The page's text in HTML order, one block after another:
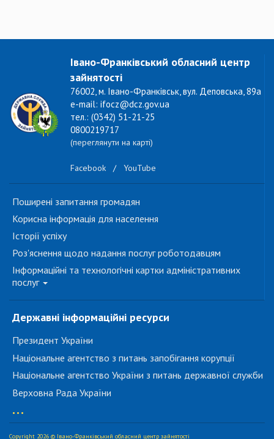
Івано-Франківський обласний центр
зайнятості
76002, м. Івано-Франківськ, вул. Деповська, 89а
e-mail: ifocz@dcz.gov.ua
тел.: (0342) 51-21-25
0800219717
(переглянути на карті)
Facebook / YouTube
Поширені запитання громадян
Корисна інформація для населення
Історії успіху
Роз'яснення щодо надання послуг роботодавцям
Інформаційні та технологічні картки адміністративних
послуг
Державні інформаційні ресурси
Президент України
Національне агентство з питань запобігання корупції
Національне агентство України з питань державної служби
Верховна Рада України
...
Copyright 2026 © Івано-Франківський обласний центр зайнятості